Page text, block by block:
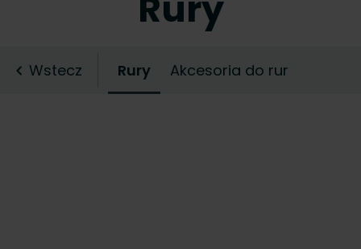
Wstecz Rury Akcesoria do rur